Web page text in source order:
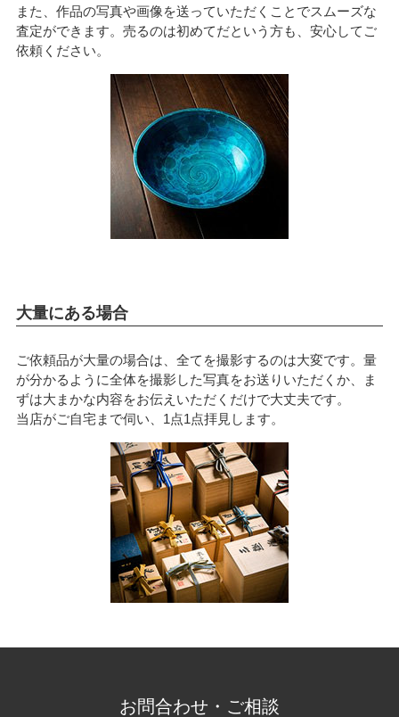
また、作品の写真や画像を送っていただくことでスムーズな
査定ができます。売るのは初めてだという方も、安心してご
依頼ください。
大量にある場合
ご依頼品が大量の場合は、全てを撮影するのは大変です。量
が分かるように全体を撮影した写真をお送りいただくか、ま
ずは大まかな内容をお伝えいただくだけで大丈夫です。
当店がご自宅まで伺い、1点1点拝見します。
お問合わせ・ご相談